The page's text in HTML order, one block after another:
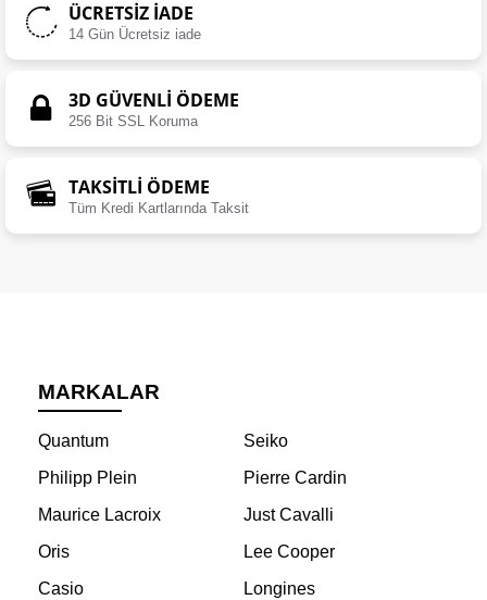
ÜCRETSIZ İADE
14 Gün Ücretsiz iade
3D GÜVENLİ ÖDEME
256 Bit SSL Koruma
TAKSİTLİ ÖDEME
Tüm Kredi Kartlarında Taksit
MARKALAR
Quantum
Seiko
Philipp Plein
Pierre Cardin
Maurice Lacroix
Just Cavalli
Oris
Lee Cooper
Casio
Longines